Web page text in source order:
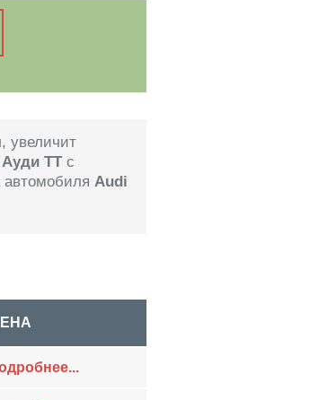
увеличит
Ауди TTс
автомобиля Audi